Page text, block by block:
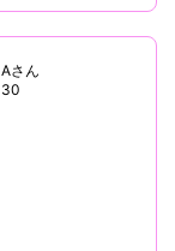
さん